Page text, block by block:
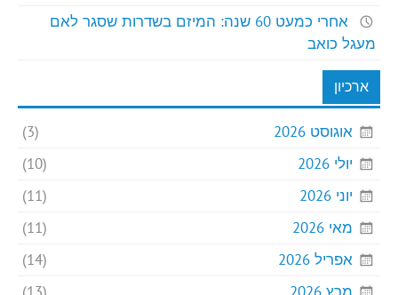
אחרי כמעט 60 שנה: המיזם בשדרות שסגר לאם
מעגל כואב
ארכיון
אוגוסט 2026
יולי 2026
יוני 2026
מאי 2026
אפריל 2026